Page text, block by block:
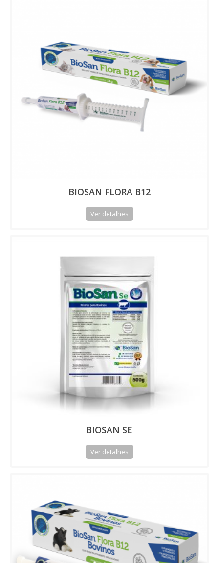
BIOSAN FLORA B12
Ver detalhes
BIOSAN SE
Ver detalhes